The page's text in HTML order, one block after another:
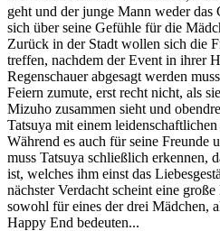
geht und der junge Mann weder das
sich über seine Gefühle für die
Zurück in der Stadt wollen sich die
treffen, nachdem der Event in ihrer
Regenschauer abgesagt werden
Feiern zumute, erst recht nicht, als
Mizuho zusammen sieht und
Tatsuya mit einem
Während es auch für seine Freunde
muss Tatsuya schließlich erkennen,
ist, welches ihm einst das
nächster Verdacht scheint eine
sowohl für eines der drei Mädchen,
Happy End bedeuten...